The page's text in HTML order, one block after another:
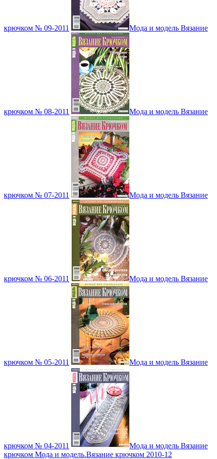
крючком № 09-2011 Мода и модель Вязание
крючком № 08-2011 Мода и модель Вязание
крючком № 07-2011 Мода и модель Вязание
крючком № 06-2011 Мода и модель Вязание
крючком № 05-2011 Мода и модель Вязание
крючком № 04-2011
Мода и модель Вязание
крючком Мода и модель.Вязание крючком 2010-12